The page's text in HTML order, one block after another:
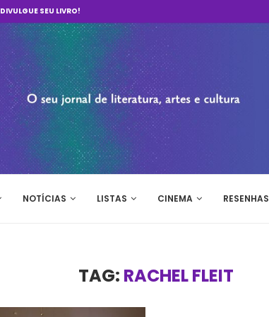
DIVULGUE SEU LIVRO!
NOTÍCIAS LISTAS CINEMA RESENHAS
TAG: RACHEL FLEIT